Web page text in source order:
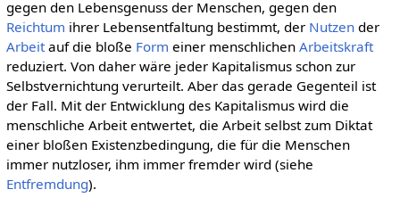
gegen den Lebensgenuss der Menschen, gegen den
Reichtum ihrer Lebensentfaltung bestimmt, der Nutzender
Arbeitauf die bloße Form einer menschlichen Arbeitskraft
reduziert. Von daher wäre jeder Kapitalismus schon zur
Selbstvernichtung verurteilt. Aber das gerade Gegenteil ist
der Fall. Mit der Entwicklung des Kapitalismus wird die
menschliche Arbeit entwertet, die Arbeit selbst zum Diktat
einer bloßen Existenzbedingung, die für die Menschen
immer nutzloser, ihm immer fremder wird (siehe
Entfremdung).